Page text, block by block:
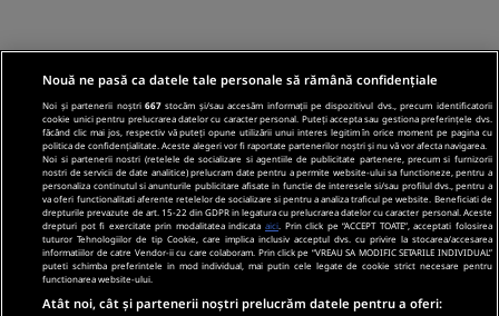
Nouă ne pasă ca datele tale personale să rămână confidențiale
Noi și partenerii noștri667 stocăm și/sau accesăm informații pe dispozitivul dvs., precum identificatorii
cookie unici pentru prelucrarea datelor cu caracter personal. Puteți accepta sau gestiona preferințele dvs.
făcând clic mai jos, respectiv vă puteți opune utilizării unui interes legitim în orice moment pe pagina cu
politica de confidențialitate. Aceste alegeri vor fi raportate partenerilor noștri și nu vă vor afecta navigarea.
Noi si partenerii nostri (retelele de socializare si agentiile de publicitate partenere, precum si furnizorii
nostri de servicii de date analitice) prelucram date pentru a permite website-ului sa functioneze, pentru a
personaliza continutul si anunturile publicitare afisate in functie de interesele si/sau profilul dvs., pentru a
va oferi functionalitati aferente retelelor de socializare si pentru a analiza traficul pe website. Beneficiati de
drepturile prevazute de art. 15-22 din GDPR in legatura cu prelucrarea datelor cu caracter personal. Aceste
drepturi pot fi exercitate prin modalitatea indicata aici . Prin click pe “ACCEPT TOATE”, acceptati folosirea
tuturor Tehnologiilor de tip Cookie, care implica inclusiv acceptul dvs. cu privire la stocarea/accesarea
informatiilor de catre Vendor-ii cu care colaboram. Prin click pe “VREAU SA MODIFIC SETARILE INDIVIDUAL”
puteti schimba preferintele in mod individual, mai putin cele legate de cookie strict necesare pentru
functionarea website-ului.
Atât noi, cât și partenerii noștri prelucrăm datele pentru a oferi: